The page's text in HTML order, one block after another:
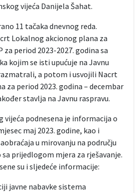
vijeća Danijela Šahat.
11 tačaka dnevnog reda.
Lokalnog akcionog plana za
period 2023-2027. godina sa
kojim se isti upućuje na Javnu
a potom i usvojili Nacrt
za period 2023. godina – decembar
stavlja na Javnu raspravu.
vijeća podnesena je informacija o
maj 2023. godine, kao i
u mirovanju na području
sa prijedlogom mjera za rješavanje.
su i sljedeće informacije:
javne nabavke sistema